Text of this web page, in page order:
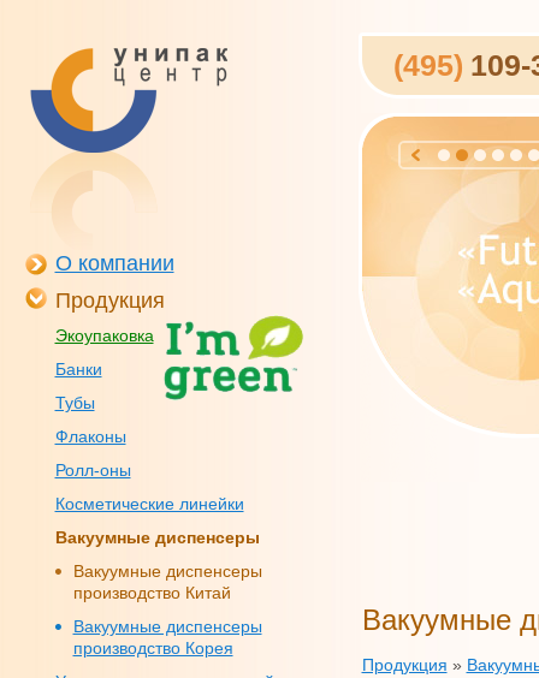
О компании
Продукция
Экоупаковка
Банки
Тубы
Флаконы
Ролл-оны
Косметические линейки
Вакуумные диспенсеры
Вакуумные диспенсеры
производство Китай
Вакуумные диспенсеры
производство Корея
(495) 109-
Вакуумные
Продукция »